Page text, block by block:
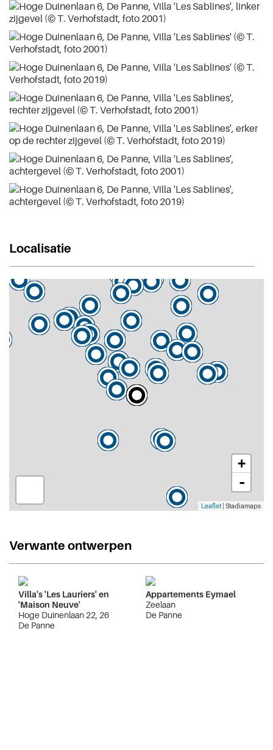
Localisatie
+
-
Leaflet | Stadiamaps
Verwante ontwerpen
Villa's 'Les Lauriers' en
'Maison Neuve'
Hoge Duinenlaan 22, 26
De Panne
Appartements Eymael
Zeelaan
De Panne